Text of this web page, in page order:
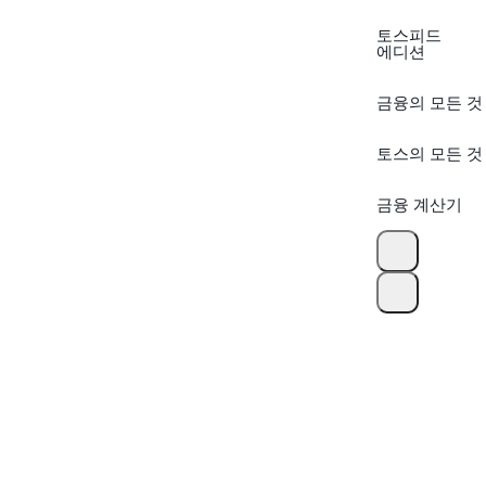
토스피드
에디션
금융의 모든 것
토스의 모든 것
금융 계산기